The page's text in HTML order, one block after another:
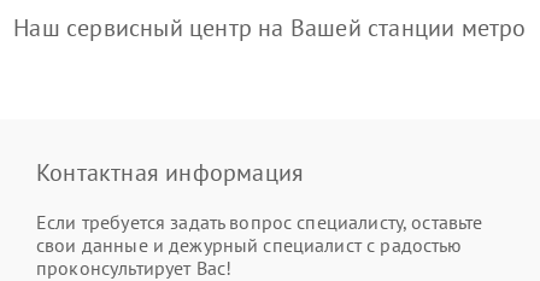
Наш сервисный центр на Вашей станции метро
Контактная информация
Если требуется задать вопрос специалисту, оставьте
свои данные и дежурный специалист с радостью
проконсультирует Вас!